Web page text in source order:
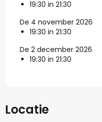
19:30 in 21:30
De 4 november 2026
19:30 in 21:30
De 2 december 2026
19:30 in 21:30
Locatie